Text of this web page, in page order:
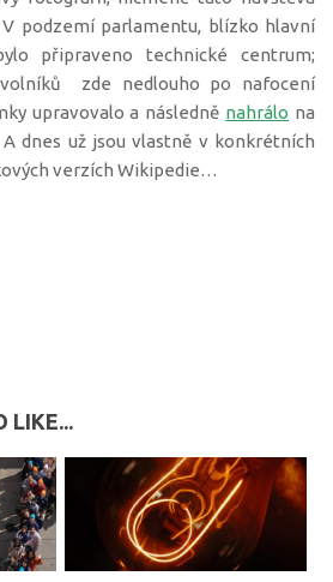
podzemí parlamentu, blízko hlavní
připraveno technické centrum;
zde nedlouho po nafocení
upravovalo a následně nahrálo na
dnes už jsou vlastně v konkrétních
verzích Wikipedie…
LIKE...